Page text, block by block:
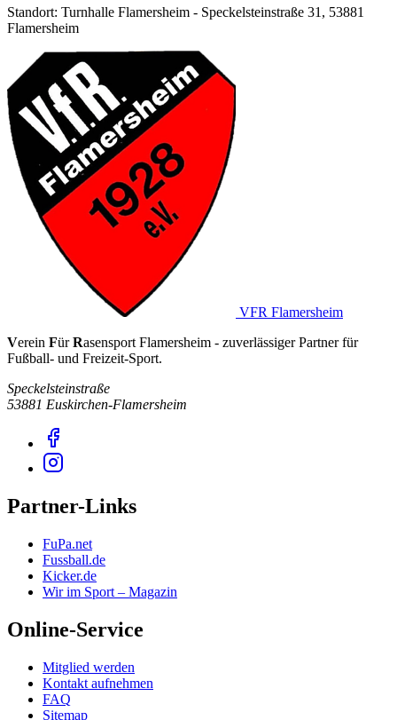
Standort: Turnhalle Flamersheim - Speckelsteinstraße 31, 53881
Flamersheim
VFR Flamersheim
Verein FürRasensport Flamersheim - zuverlässiger Partner für
Fußball- und Freizeit-Sport.
Speckelsteinstraße
53881 Euskirchen-Flamersheim
Partner-Links
FuPa.net
Fussball.de
Kicker.de
Wir im Sport – Magazin
Online-Service
Mitglied werden
Kontakt aufnehmen
FAQ
Sitemap